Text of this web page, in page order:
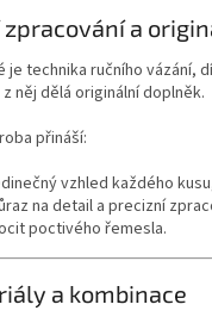
zpracování a
je technika ručního vázání,
něj dělá originální doplněk.
přináší:
vzhled každého
na detail a precizní
poctivého řemesla.
a kombinace